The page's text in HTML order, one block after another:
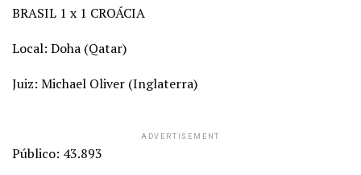
BRASIL 1 x 1 CROÁCIA
Local: Doha (Qatar)
Juiz: Michael Oliver (Inglaterra)
ADVERTISEMENT
Público: 43.893